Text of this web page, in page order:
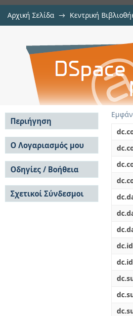
Αρχική Σελίδα → Κεντρική
Περιήγηση
Σε όλο το DSpace
Κοινότητες & Συλλογές
Ανά Ημερομηνία
Έκδοσης
Συγγραφείς
Τίτλοι
Θέματα
Ο Λογαριασμός μου
Σύνδεση
Εγγραφή
Οδηγίες / Βοήθεια
Οδηγίες Υποβολής
Οδηγίες Χρήσης ΙΑ
Συχνές Ερωτήσεις
Σχετικοί Σύνδεσμοι